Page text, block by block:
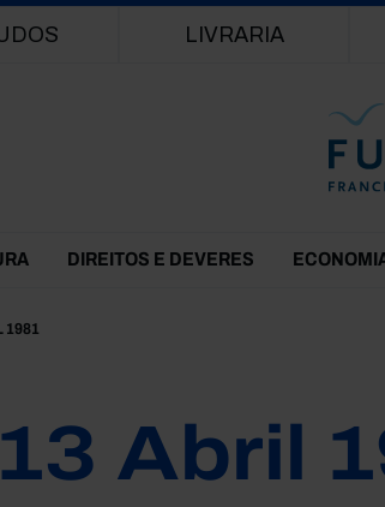
LIVRARIA
DIREITOS E DEVERES
1981
13 Abril